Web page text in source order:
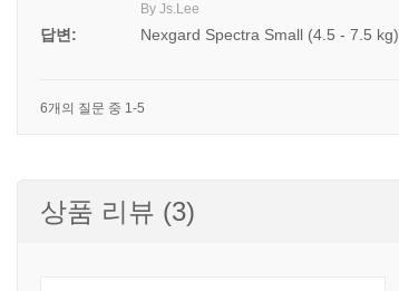
By Js.Lee
답변: Nexgard Spectra Small (4.5 - 7.5 kg)
6개의 질문 중 1-5
상품 리뷰 (3)